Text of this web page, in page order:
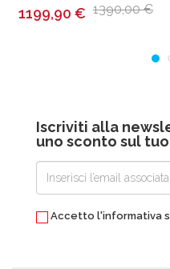
1199,90 € 1390,00 €
Iscriviti alla
uno sconto sul
Accetto l'informativa